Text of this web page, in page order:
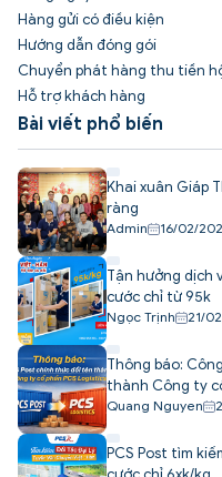
Hàng gửi có điều kiện
Hướng dẫn đóng gói
Chuyển phát hàng thu tiền
Hỗ trợ khách hàng
Bài viết phổ biến
Khai xuân Giáp
ràng
Admin 16/02/
Tận hưởng dịch
cước chỉ từ 95k
Ngọc Trịnh 21/
Thông báo:
thành Công ty
Quang Nguyen
PCS Post tìm